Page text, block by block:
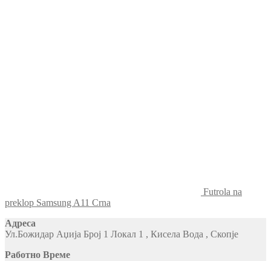
Futrola na
preklop Samsung A11 Crna
Адреса
Ул.Божидар Аџија Број 1 Локал 1 , Кисела Вода , Скопје
Работно Време